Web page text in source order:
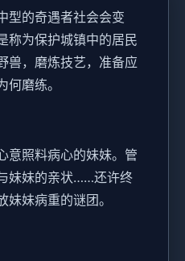
型的奇遇者社会会变
称为保护城镇中的居民
，磨炼技艺，准备应
磨练。
意照料病心的妹妹。管
妹妹的亲状……还许终
妹病重的谜团。